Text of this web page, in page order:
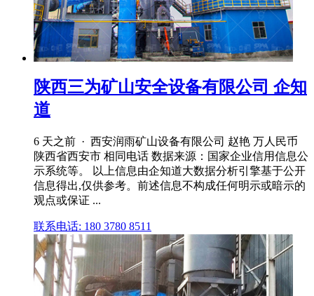
陕西三为矿山安全设备有限公司 企知
道
6 天之前 · 西安润雨矿山设备有限公司 赵艳 万人民币
陕西省西安市 相同电话 数据来源：国家企业信用信息公
示系统等。 以上信息由企知道大数据分析引擎基于公开
信息得出,仅供参考。前述信息不构成任何明示或暗示的
观点或保证 ...
联系电话: 180 3780 8511